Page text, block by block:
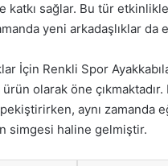
katkı sağlar. Bu tür
yeni arkadaşlıklar da
İçin Renkli Spor
olarak öne çıkmaktadır.
pekiştirirken, aynı
simgesi haline gelmiştir.